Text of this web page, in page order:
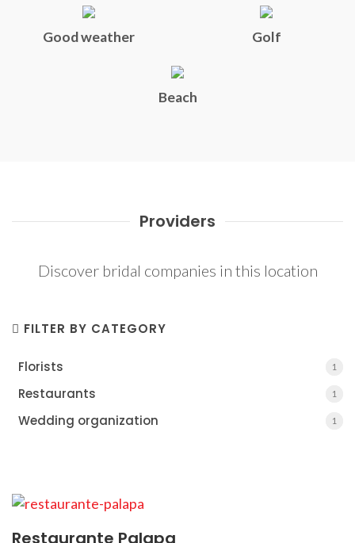
Good weather Golf
Beach
Providers
Discover bridal companies in this location
FILTER BY CATEGORY
Florists 11
Restaurants 11
Wedding organization 11
Restaurante Palapa